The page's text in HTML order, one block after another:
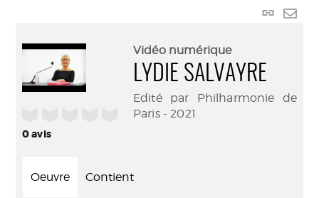
Lien
0avis
Vidéo numérique
LYDIE SALVAYRE
Edité par Philharmonie de
Paris - 2021
Oeuvre Contient